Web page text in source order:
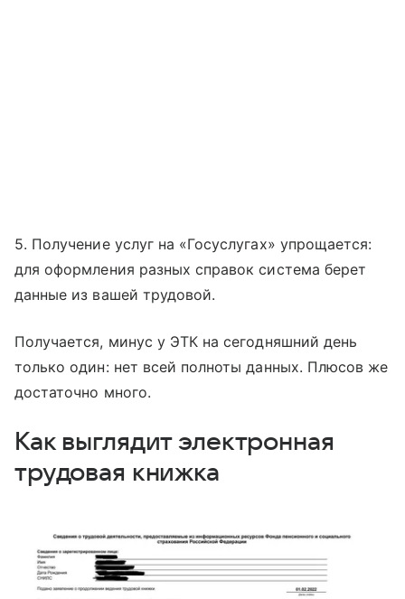
5. Получение услуг на «Госуслугах» упрощается:
для оформления разных справок система берет
данные из вашей трудовой.
Получается, минус у ЭТК на сегодняшний день
только один: нет всей полноты данных. Плюсов же
достаточно много.
Как выглядит электронная
трудовая книжка